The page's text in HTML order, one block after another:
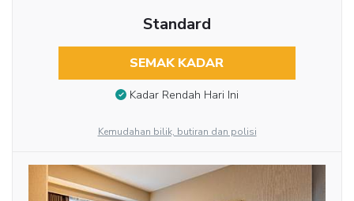
Standard
SEMAK KADAR
Kadar Rendah Hari Ini
Kemudahan bilik, butiran dan polisi